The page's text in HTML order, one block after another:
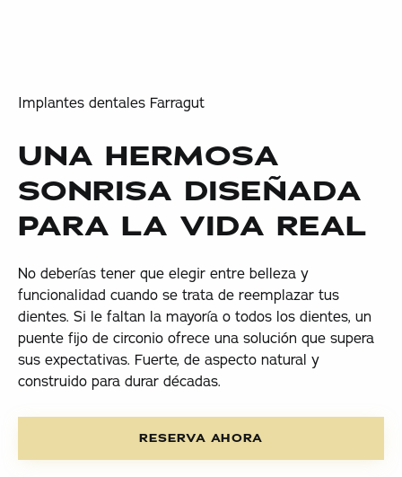
Implantes dentales Farragut
UNA HERMOSA
SONRISA DISEÑADA
PARA LA VIDA REAL
No deberías tener que elegir entre belleza y
funcionalidad cuando se trata de reemplazar tus
dientes. Si le faltan la mayoría o todos los dientes, un
puente fijo de circonio ofrece una solución que supera
sus expectativas. Fuerte, de aspecto natural y
construido para durar décadas.
RESERVA AHORA